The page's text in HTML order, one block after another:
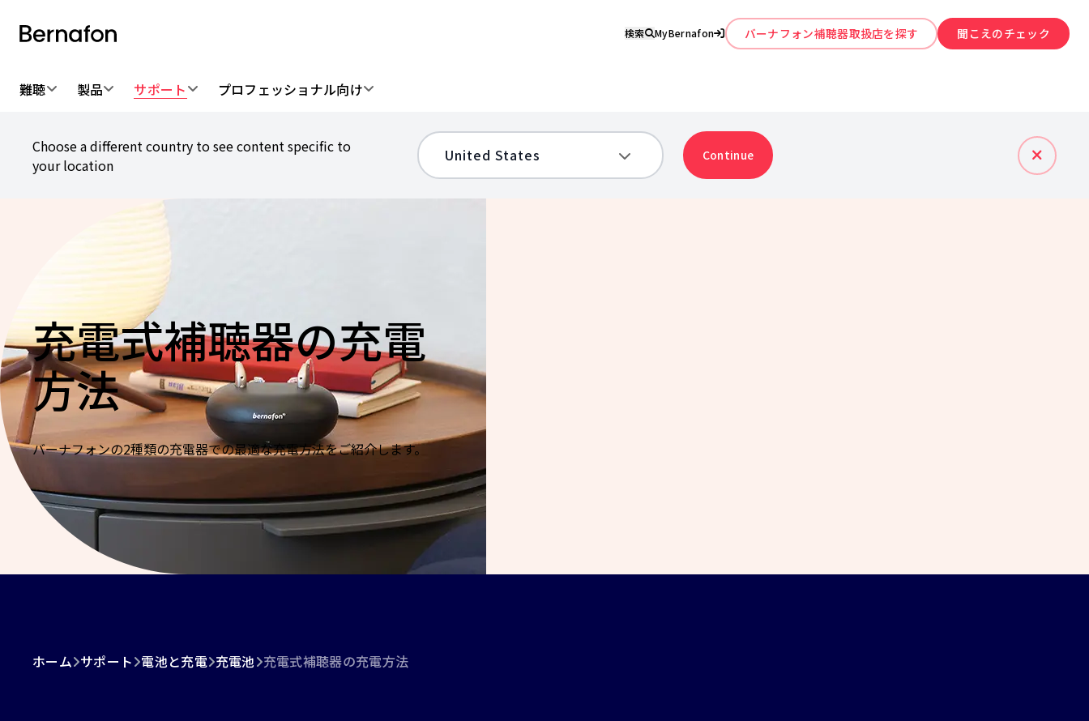
検索 MyBernafon バーナフォン補聴器取扱店を探す 聞こえのチェック
難聴 製品 サポート プロフェッショナル向け
Choose a different country to see content specific to
your location
Continue
充電式補聴器の充電
方法
バーナフォンの2種類の充電器での最適な充電方法をご紹介します。
ホーム サポート 電池と充電 充電池 充電式補聴器の充電方法